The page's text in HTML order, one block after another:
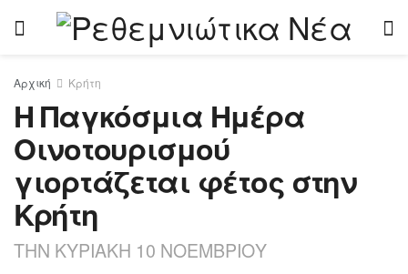
Αρχική Κρήτη
Η Παγκόσμια Ημέρα
Οινοτουρισμού
γιορτάζεται φέτος στην
Κρήτη
ΤΗΝ ΚΥΡΙΑΚΗ 10 ΝΟΕΜΒΡΙΟΥ